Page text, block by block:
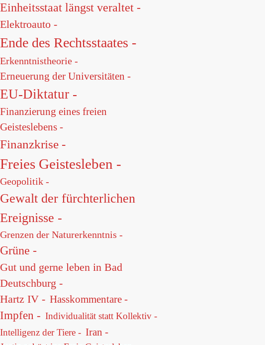
Einheitsstaat längst veraltet -
Elektroauto -
Ende des Rechtsstaates -
Erkenntnistheorie -
Erneuerung der Universitäten -
EU-Diktatur -
Finanzierung eines freien
Geisteslebens -
Finanzkrise -
Freies Geistesleben -
Geopolitik -
Gewalt der fürchterlichen
Ereignisse -
Grenzen der Naturerkenntnis -
Grüne -
Gut und gerne leben in Bad
Deutschburg -
Hartz IV - Hasskommentare -
Impfen - Individualität statt Kollektiv -
Intelligenz der Tiere - Iran -